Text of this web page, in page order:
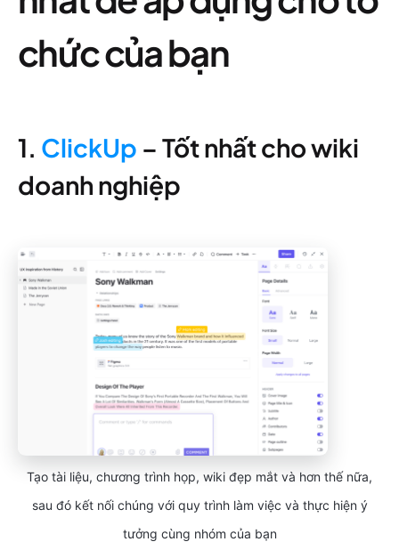
chức của bạn
1. ClickUp – Tốt nhất cho wiki
doanh nghiệp
Tạo tài liệu, chương trình họp, wiki đẹp mắt và hơn thế nữa,
sau đó kết nối chúng với quy trình làm việc và thực hiện ý
tưởng cùng nhóm của bạn